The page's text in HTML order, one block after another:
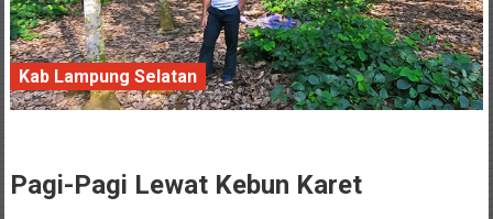
Kab Lampung Selatan
Pagi-Pagi Lewat Kebun Karet